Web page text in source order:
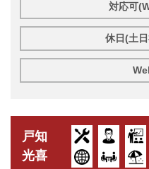
対応可
休日(土
戸知
光喜